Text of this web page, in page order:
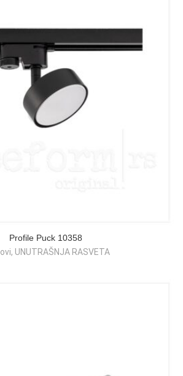
Profile Puck 10358
, UNUTRAŠNJA RASVETA